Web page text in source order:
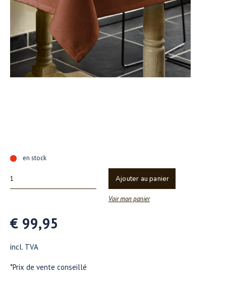
en stock
Ajouter au panier
Voir mon panier
€ 99,95
incl. TVA
*Prix de vente conseillé